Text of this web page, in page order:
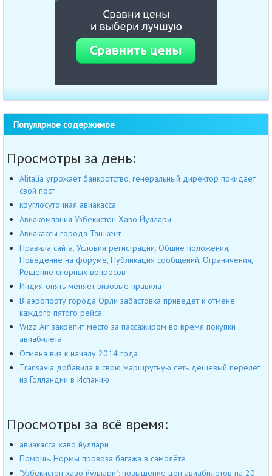
Популярное содержимое
Просмотры за день:
Alitalia угрожает банкротство, генеральный директор покидает
свой пост
круглосуточная авиакасса
Авиакомпания Узбекистон Хаво Йуллари
Авиакассы города Ташкент
Правила сайта, Условия регистрации, Общие положения,
Поведение на форуме, Публикация сообщений, Ограничения,
Решение спорных вопросов
Индия опять меняет визовые правила
В аэропорту города Орли забастовка приведет к отмене
каждого пятого рейса
Wizz Air закрепит место за пассажиром во время покупки
авиабилета
Отмена виз к началу 2014 года
Transavia добавила в свою маршрутную сеть дешевый перелет
из Голландии в Испанию
Просмотры за всё время:
авиакасса хаво йуллари
Помощь. Нормы провоза багажа в самолёте
"Узбекистон хаво йуллари": повышение цен авиабилетов на 20